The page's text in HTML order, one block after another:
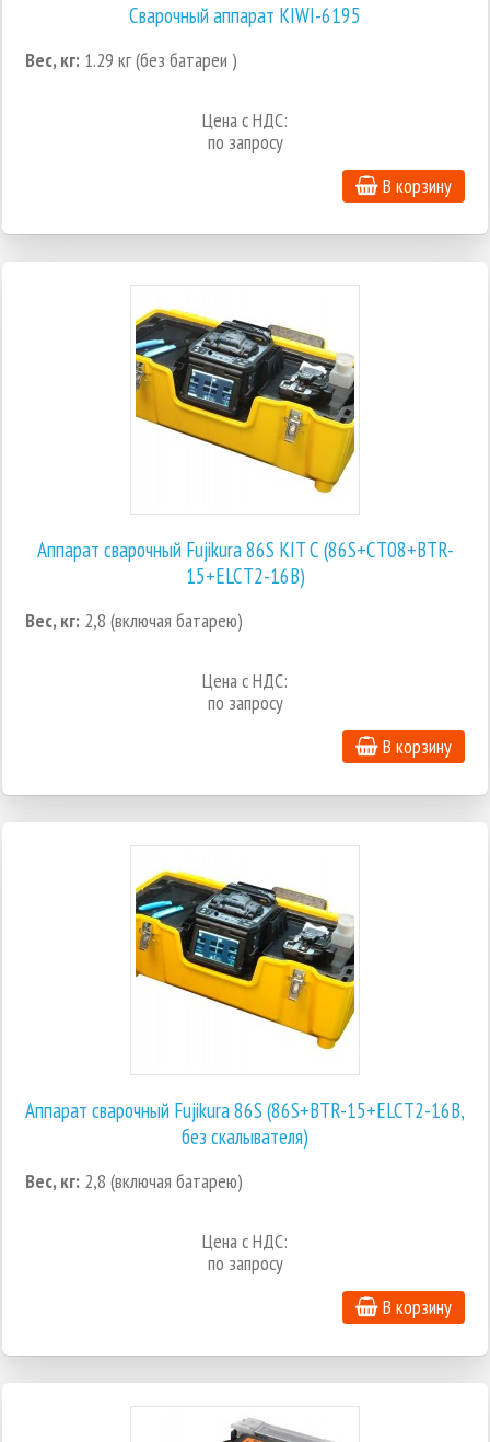
Сварочный аппарат KIWI-6195
Вес, кг: 1.29 кг (без батареи )
Цена с НДС:
по запросу
В корзину
Аппарат сварочный Fujikura 86S KIT С (86S+CT08+BTR-
15+ELCT2-16B)
Вес, кг: 2,8 (включая батарею)
Цена с НДС:
по запросу
В корзину
Аппарат сварочный Fujikura 86S (86S+BTR-15+ELCT2-16B,
без скалывателя)
Вес, кг: 2,8 (включая батарею)
Цена с НДС:
по запросу
В корзину